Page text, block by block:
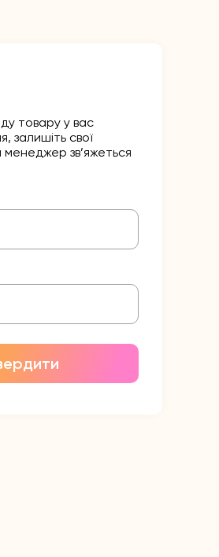
товару у вас
залишіть свої
менеджер зв’яжеться